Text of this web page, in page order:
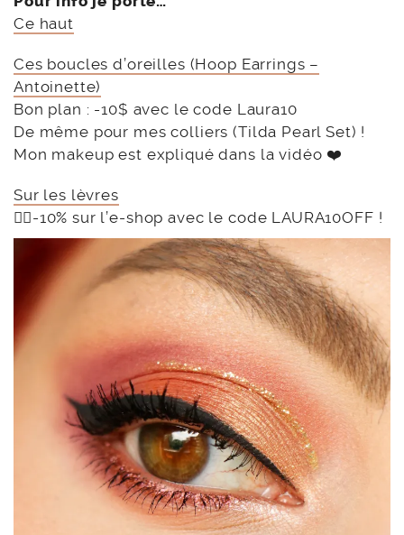
Ce haut
Ces boucles d’oreilles (Hoop Earrings –
Antoinette)
Bon plan : -10$ avec le code Laura10
De même pour mes colliers (Tilda Pearl Set) !
Mon makeup est expliqué dans la vidéo ❤️
Sur les lèvres
👉🏻-10% sur l’e-shop avec le code LAURA10OFF !